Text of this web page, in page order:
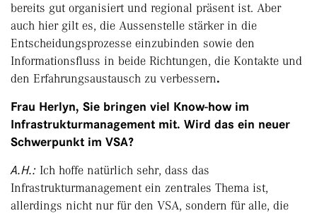
bereits gut organisiert und regional präsent ist. Aber
auch hier gilt es, die Aussenstelle stärker in die
Entscheidungsprozesse einzubinden sowie den
Informationsfluss in beide Richtungen, die Kontakte und
den Erfahrungsaustausch zu verbessern.
Frau Herlyn, Sie bringen viel Know-how im
Infrastrukturmanagement mit. Wird das ein neuer
Schwerpunkt im VSA?
A.H.: Ich hoffe natürlich sehr, dass das
Infrastrukturmanagement ein zentrales Thema ist,
allerdings nicht nur für den VSA, sondern für alle, die